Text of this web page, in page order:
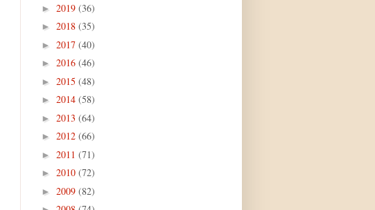
► 2019 (36)
► 2018 (35)
► 2017 (40)
► 2016 (46)
► 2015 (48)
► 2014 (58)
► 2013 (64)
► 2012 (66)
► 2011 (71)
► 2010 (72)
► 2009 (82)